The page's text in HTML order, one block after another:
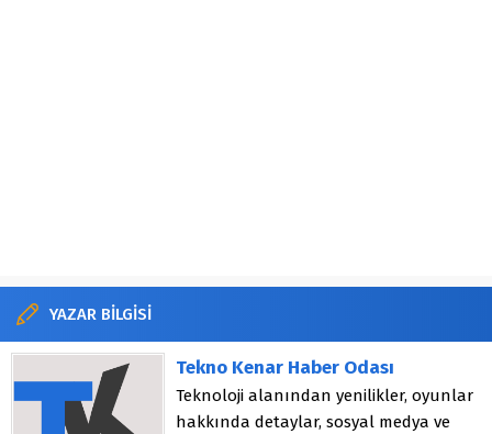
YAZAR BİLGİSİ
Tekno Kenar Haber Odası
Teknoloji alanından yenilikler, oyunlar
hakkında detaylar, sosyal medya ve